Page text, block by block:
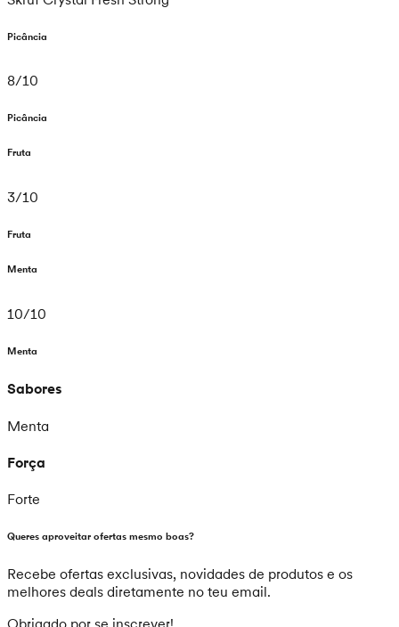
Picância
8/10
Picância
Fruta
3/10
Fruta
Menta
10/10
Menta
Sabores
Menta
Força
Forte
Queres aproveitar ofertas mesmo boas?
Recebe ofertas exclusivas, novidades de produtos e os
melhores deals diretamente no teu email.
Obrigado por se inscrever!